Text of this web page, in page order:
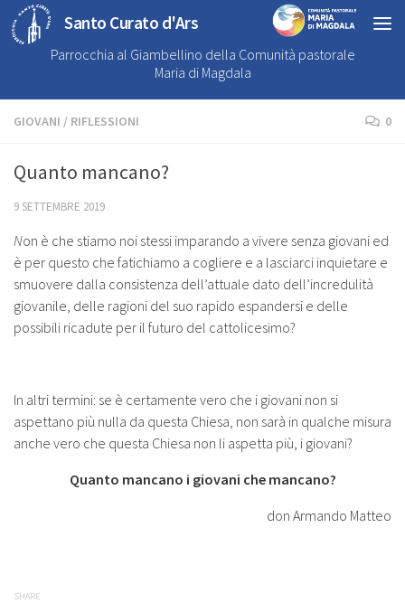
Santo Curato d'Ars
Parrocchia al Giambellino della Comunità pastorale
Maria di Magdala
GIOVANI / RIFLESSIONI 0
Quanto mancano?
9 SETTEMBRE 2019
Non è che stiamo noi stessi imparando a vivere senza giovani ed
è per questo che fatichiamo a cogliere e a lasciarci inquietare e
smuovere dalla consistenza dell’attuale dato dell’incredulità
giovanile, delle ragioni del suo rapido espandersi e delle
possibili ricadute per il futuro del cattolicesimo?
In altri termini: se è certamente vero che i giovani non si
aspettano più nulla da questa Chiesa, non sarà in qualche misura
anche vero che questa Chiesa non li aspetta più, i giovani?
Quanto mancano i giovani che mancano?
don Armando Matteo
SHARE